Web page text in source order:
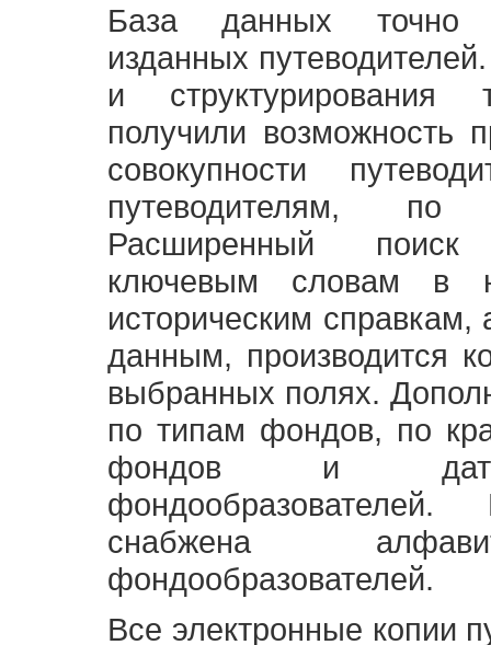
База данных точно
изданных
и структурирования
получили возможность
совокупности
путеводителям,
Расширенный
ключевым словам в
историческим
данным, производится
выбранных полях.
по типам фондов, по
фондов и
снабжена
фондообразователей.
Все электронные копии